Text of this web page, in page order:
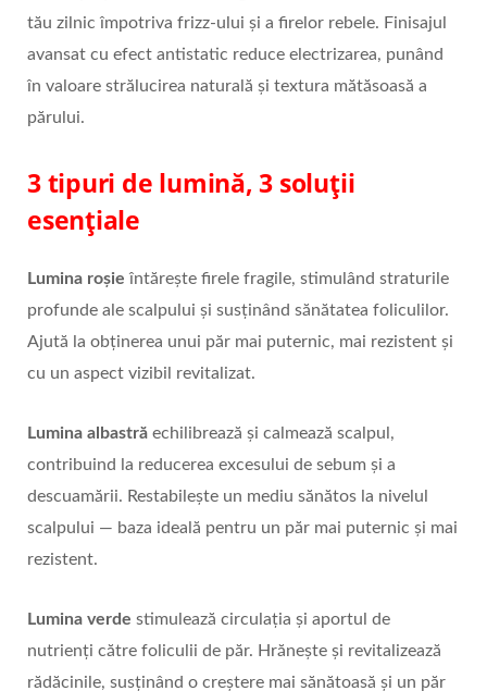
tău zilnic împotriva frizz-ului și a firelor rebele. Finisajul
avansat cu efect antistatic reduce electrizarea, punând
în valoare strălucirea naturală și textura mătăsoasă a
părului.
3 tipuri de lumină, 3 soluții
esențiale
Lumina roșie întărește firele fragile, stimulând straturile
profunde ale scalpului și susținând sănătatea foliculilor.
Ajută la obținerea unui păr mai puternic, mai rezistent și
cu un aspect vizibil revitalizat.
Lumina albastră echilibrează și calmează scalpul,
contribuind la reducerea excesului de sebum și a
descuamării. Restabilește un mediu sănătos la nivelul
scalpului — baza ideală pentru un păr mai puternic și mai
rezistent.
Lumina verde stimulează circulația și aportul de
nutrienți către foliculii de păr. Hrănește și revitalizează
rădăcinile, susținând o creștere mai sănătoasă și un păr